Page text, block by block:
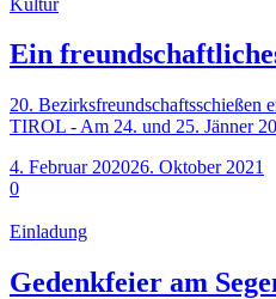
Ein
20. Bezirksfreundschaftsschießen
TIROL - Am 24. und 25. Jänner
4. Februar 202026. Oktober 2021
0
Einladung
Gedenkfeier am